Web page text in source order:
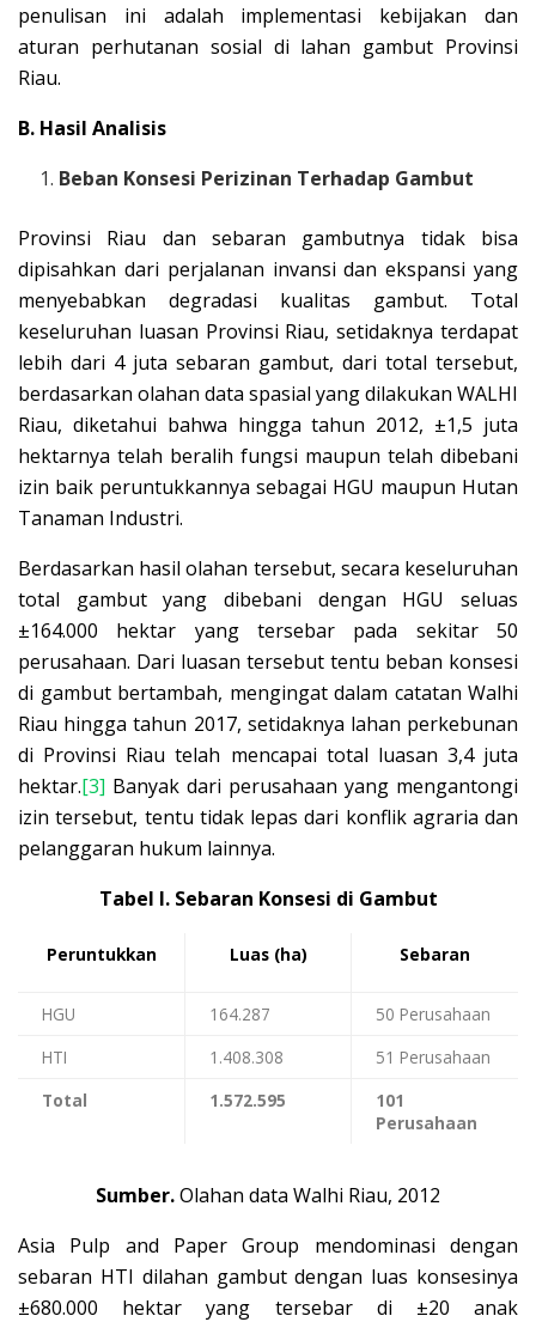
penulisan ini adalah implementasi kebijakan dan
aturan perhutanan sosial di lahan gambut Provinsi
Riau.
B. Hasil Analisis
Beban Konsesi Perizinan Terhadap Gambut
Provinsi Riau dan sebaran gambutnya tidak bisa
dipisahkan dari perjalanan invansi dan ekspansi yang
menyebabkan degradasi kualitas gambut. Total
keseluruhan luasan Provinsi Riau, setidaknya terdapat
lebih dari 4 juta sebaran gambut, dari total tersebut,
berdasarkan olahan data spasial yang dilakukan WALHI
Riau, diketahui bahwa hingga tahun 2012, ±1,5 juta
hektarnya telah beralih fungsi maupun telah dibebani
izin baik peruntukkannya sebagai HGU maupun Hutan
Tanaman Industri.
Berdasarkan hasil olahan tersebut, secara keseluruhan
total gambut yang dibebani dengan HGU seluas
±164.000 hektar yang tersebar pada sekitar 50
perusahaan. Dari luasan tersebut tentu beban konsesi
di gambut bertambah, mengingat dalam catatan Walhi
Riau hingga tahun 2017, setidaknya lahan perkebunan
di Provinsi Riau telah mencapai total luasan 3,4 juta
hektar.[3] Banyak dari perusahaan yang mengantongi
izin tersebut, tentu tidak lepas dari konflik agraria dan
pelanggaran hukum lainnya.
Tabel I. Sebaran Konsesi di Gambut
Peruntukkan Luas (ha) Sebaran
HGU 164.287
50 Perusahaan
HTI
1.408.308
51 Perusahaan
Total
1.572.595
101
Perusahaan
Sumber.Olahan data Walhi Riau, 2012
Asia Pulp and Paper Group mendominasi dengan
sebaran HTI dilahan gambut dengan luas konsesinya
±680.000 hektar yang tersebar di ±20 anak